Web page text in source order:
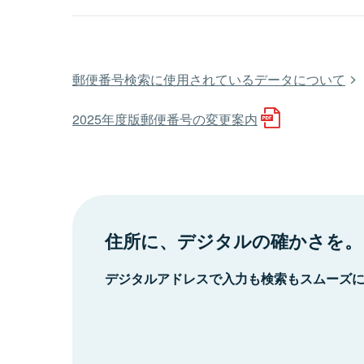
郵便番号検索に使用されているデータについて
2025年度版郵便番号の変更案内
住所に、デジタルの確かさを。
デジタルアドレスで入力も検索もスムーズ